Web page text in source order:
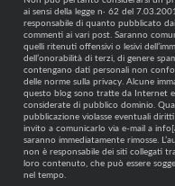
ai sensi della legge n· 62 del
responsabile di quanto pubblicato
commenti ai vari post. Saranno
quelli ritenuti offensivi o lesivi
dell’onorabilità di terzi, di genere
contengano dati personali non
delle norme sulla privacy. Alcune
questo blog sono tratte da Internet
considerate di pubblico dominio.
pubblicazione violasse eventuali diritti
invito a comunicarlo via e-mail a
saranno immediatamente rimosse.
non è responsabile dei siti collegati
loro contenuto, che può essere
nel tempo.